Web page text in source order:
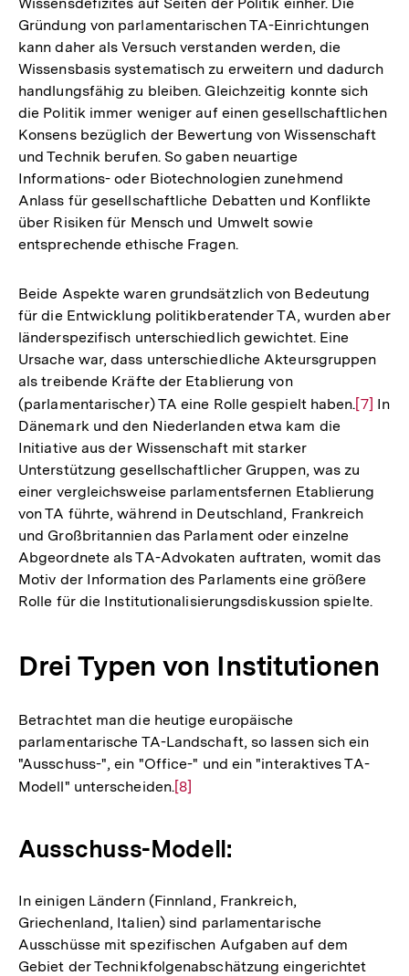
Fußnote
Gründung von parlamentarischen TA-Einrichtungen
kann daher als Versuch verstanden werden, die
Wissensbasis systematisch zu erweitern und dadurch
handlungsfähig zu bleiben. Gleichzeitig konnte sich
die Politik immer weniger auf einen gesellschaftlichen
Konsens bezüglich der Bewertung von Wissenschaft
und Technik berufen. So gaben neuartige
Informations- oder Biotechnologien zunehmend
Anlass für gesellschaftliche Debatten und Konflikte
über Risiken für Mensch und Umwelt sowie
entsprechende ethische Fragen.
Beide Aspekte waren grundsätzlich von Bedeutung
für die Entwicklung politikberatender TA, wurden aber
länderspezifisch unterschiedlich gewichtet. Eine
Ursache war, dass unterschiedliche Akteursgruppen
als treibende Kräfte der Etablierung von
(parlamentarischer) TA eine Rolle gespielt haben.Zur
[7] In
Dänemark und den Niederlanden etwa kam die
Initiative aus der Wissenschaft mit starker
Unterstützung gesellschaftlicher Gruppen, was zu
einer vergleichsweise parlamentsfernen Etablierung
von TA führte, während in Deutschland, Frankreich
und Großbritannien das Parlament oder einzelne
Abgeordnete als TA-Advokaten auftraten, womit das
Motiv der Information des Parlaments eine größere
Rolle für die Institutionalisierungsdiskussion spielte.
Drei Typen von Institutionen
Betrachtet man die heutige europäische
parlamentarische TA-Landschaft, so lassen sich ein
"Ausschuss-", ein "Office-" und ein "interaktives TA-
Modell" unterscheiden.Zur
Fußnote
[8]
Ausschuss-Modell:
In einigen Ländern (Finnland, Frankreich,
Griechenland, Italien) sind parlamentarische
Ausschüsse mit spezifischen Aufgaben auf dem
Gebiet der Technikfolgenabschätzung eingerichtet